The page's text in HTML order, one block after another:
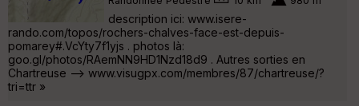
description ici: www.isere-
rando.com/topos/rochers-chalves-face-est-depuis-
pomarey#.VcYty7f1yjs . photos là:
goo.gl/photos/RAemNN9HD1Nzd18d9 . Autres sorties en
Chartreuse --> www.visugpx.com/membres/87/chartreuse/?
tri=ttr »